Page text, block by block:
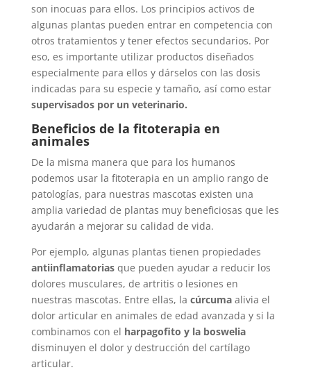
son inocuas para ellos. Los principios activos de
algunas plantas pueden entrar en competencia con
otros tratamientos y tener efectos secundarios. Por
eso, es importante utilizar productos diseñados
especialmente para ellos y dárselos con las dosis
indicadas para su especie y tamaño, así como estar
supervisados por un veterinario.
Beneficios de la fitoterapia en
animales
De la misma manera que para los humanos
podemos usar la fitoterapia en un amplio rango de
patologías, para nuestras mascotas existen una
amplia variedad de plantas muy beneficiosas que les
ayudarán a mejorar su calidad de vida.
Por ejemplo, algunas plantas tienen propiedades
antiinflamatoriasque pueden ayudar a reducir los
dolores musculares, de artritis o lesiones en
nuestras mascotas. Entre ellas, la cúrcumaalivia el
dolor articular en animales de edad avanzada y si la
combinamos con el harpagofito y la boswelia
disminuyen el dolor y destrucción del cartílago
articular.